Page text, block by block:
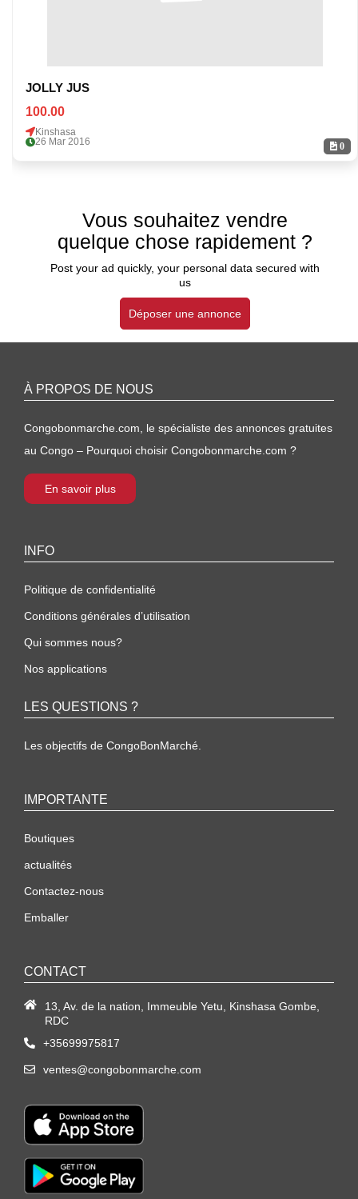
0
JOLLY JUS
100.00
Kinshasa
26 Mar 2016
Vous souhaitez vendre
quelque chose rapidement ?
Post your ad quickly, your personal data secured with
us
Déposer une annonce
À PROPOS DE NOUS
Congobonmarche.com, le spécialiste des annonces gratuites
au Congo – Pourquoi choisir Congobonmarche.com ?
En savoir plus
INFO
Politique de confidentialité
Conditions générales d’utilisation
Qui sommes nous?
Nos applications
LES QUESTIONS ?
Les objectifs de CongoBonMarché.
IMPORTANTE
Boutiques
actualités
Contactez-nous
Emballer
CONTACT
13, Av. de la nation, Immeuble Yetu, Kinshasa Gombe,
RDC
+35699975817
ventes@congobonmarche.com